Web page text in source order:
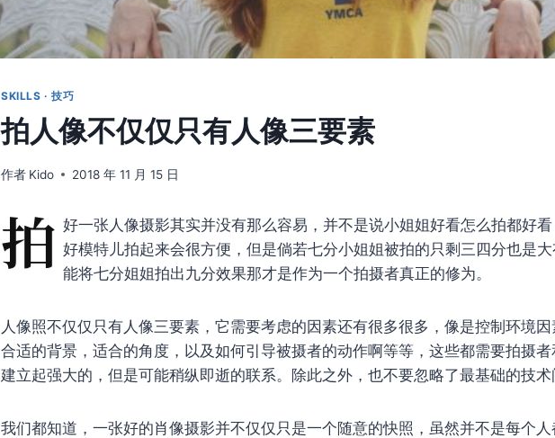
SKILLS · 技巧
拍人像不仅仅只有人像三要素
作者 Kido 2018 年 11 月 15 日
拍 好一张人像摄影其实并没有那么容易，并不是说小姐姐好看怎么拍都好
好模特儿拍起来会很方便，但是倘若七分小姐姐被拍的只剩三四分也是
能将七分姐姐拍出九分效果那才是作为一个拍摄者真正的修为。
人像照不仅仅只有人像三要素，它需要考虑的因素还有很多很多，像是控制环境
合适的背景，适合的角度，以及如何引导被摄者的动作啊等等，这些都需要拍摄
建立起强大的，但是可能稍纵即逝的联系。除此之外，也不要忽略了最基础的技术
我们都知道，一张好的肖像摄影并不仅仅只是一个随意的快照，虽然并不是每个